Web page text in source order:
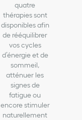
quatre
thérapies sont
disponibles afin
de rééquilibrer
vos cycles
d’énergie et de
sommeil,
atténuer les
signes de
fatigue ou
encore stimuler
naturellement